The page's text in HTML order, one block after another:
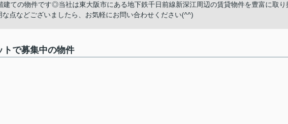
ての物件です◎当社は東大阪市にある地下鉄千日前線新深江周辺の賃貸物件を豊富に取り
点などございましたら、お気軽にお問い合わせください(^^)
トで募集中の物件